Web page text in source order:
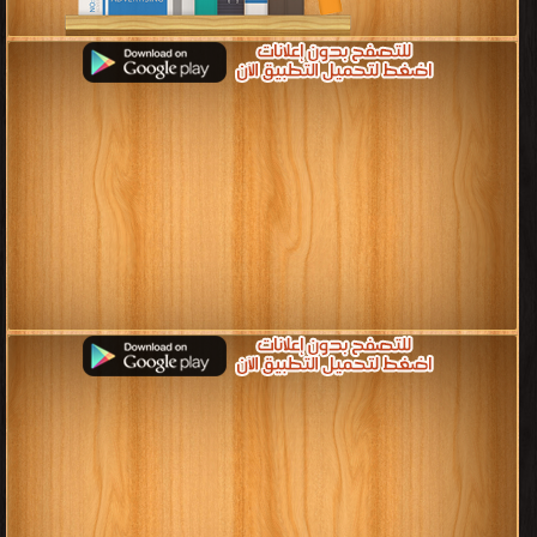
قراءة و تحميل كتب في كتب la Littérature française contemporaine مجانا